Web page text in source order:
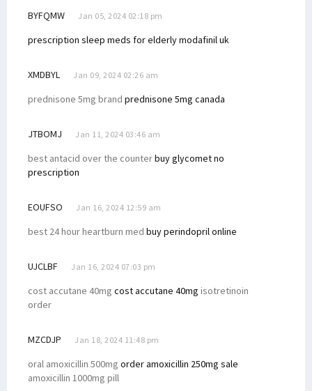
BYFQMW Jan 05, 2024 02:18 pm
prescription sleep meds for elderlymodafinil uk
XMDBYL Jan 09, 2024 02:26 am
prednisone 5mg brand prednisone 5mg canada
JTBOMJ Jan 11, 2024 03:46 am
best antacid over the counterbuy glycomet no
prescription
EOUFSO Jan 16, 2024 12:59 am
best 24 hour heartburn med buy perindopril online
UJCLBF Jan 16, 2024 07:03 pm
cost accutane 40mg cost accutane 40mg isotretinoin
order
MZCDJP Jan 18, 2024 11:48 pm
oral amoxicillin 500mg order amoxicillin 250mg sale
amoxicillin 1000mg pill